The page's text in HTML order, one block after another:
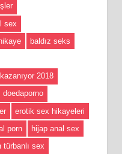
sex
baldız seks
2018
doedaporno
erotik sex hikayeleri
porn
hijap anal sex
türbanlı sex